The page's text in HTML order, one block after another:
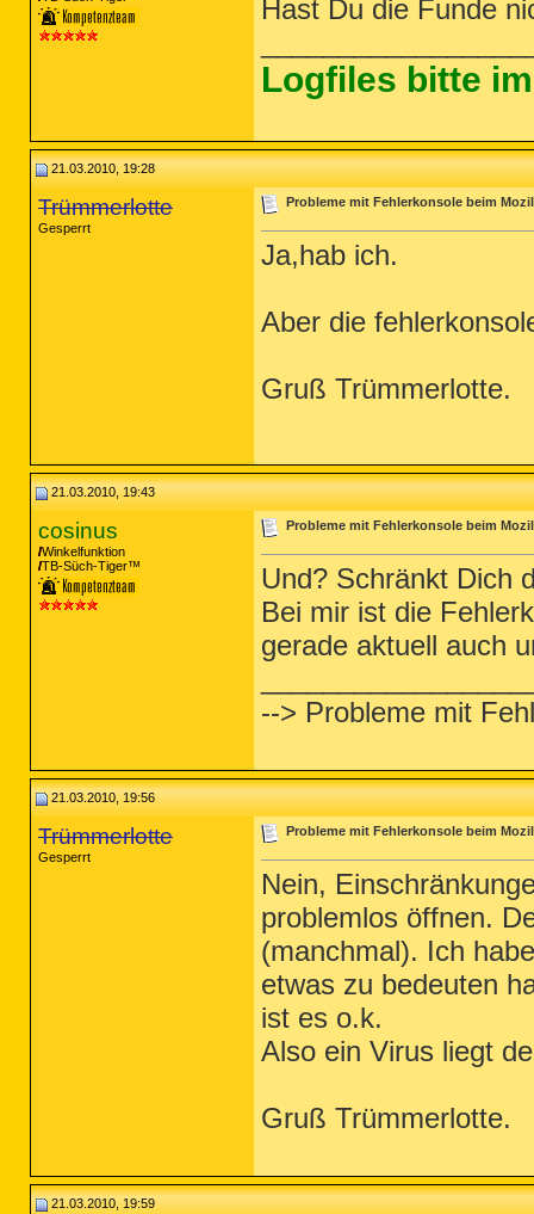
Hast Du die Funde
Logfiles bitte
21.03.2010, 19:28
Trümmerlotte
Gesperrt
Probleme mit Fehlerkonsole beim
Ja,hab ich.
Aber die
Gruß Trümmerlotte.
21.03.2010, 19:43
cosinus
Winkelfunktion
TB-Süch-Tiger™
Probleme mit Fehlerkonsole beim
Und? Schränkt Dich
Bei mir ist die
gerade aktuell auch
--> Probleme mit
21.03.2010, 19:56
Trümmerlotte
Gesperrt
Probleme mit Fehlerkonsole beim
Nein,
problemlos öffnen.
(manchmal). Ich
etwas zu bedeuten
ist es o.k.
Also ein Virus liegt
Gruß Trümmerlotte.
21.03.2010, 19:59